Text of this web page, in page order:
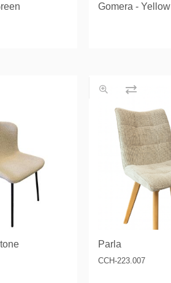
Gomera - Yellow
Parla
CCH-223.007